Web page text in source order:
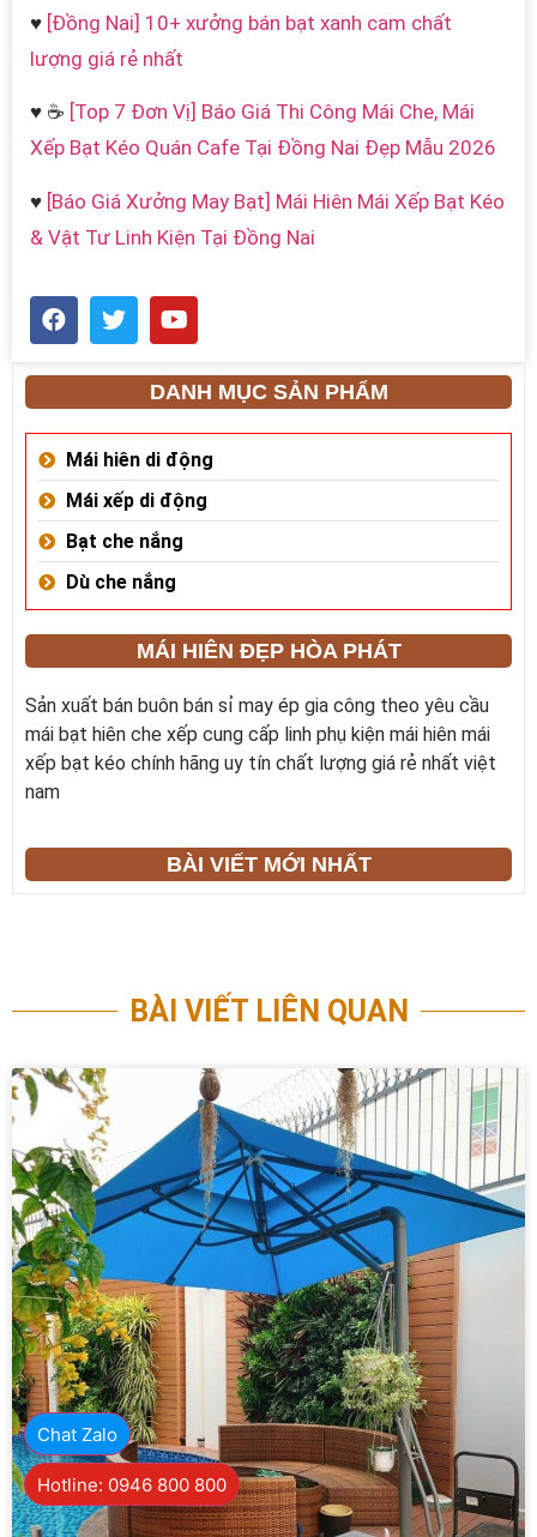
♥ [Đồng Nai] 10+ xưởng bán bạt xanh cam chất
lượng giá rẻ nhất
♥ ☕ [Top 7 Đơn Vị] Báo Giá Thi Công Mái Che, Mái
Xếp Bạt Kéo Quán Cafe Tại Đồng Nai Đẹp Mẫu 2026
♥ [Báo Giá Xưởng May Bạt] Mái Hiên Mái Xếp Bạt Kéo
& Vật Tư Linh Kiện Tại Đồng Nai
DANH MỤC SẢN PHẨM
Mái hiên di động
Mái xếp di động
Bạt che nắng
Dù che nắng
MÁI HIÊN ĐẸP HÒA PHÁT
Sản xuất bán buôn bán sỉ may ép gia công theo yêu cầu
mái bạt hiên che xếp cung cấp linh phụ kiện mái hiên mái
xếp bạt kéo chính hãng uy tín chất lượng giá rẻ nhất việt
nam
BÀI VIẾT MỚI NHẤT
BÀI VIẾT LIÊN QUAN
Chat Zalo
Hotline: 0946 800 800